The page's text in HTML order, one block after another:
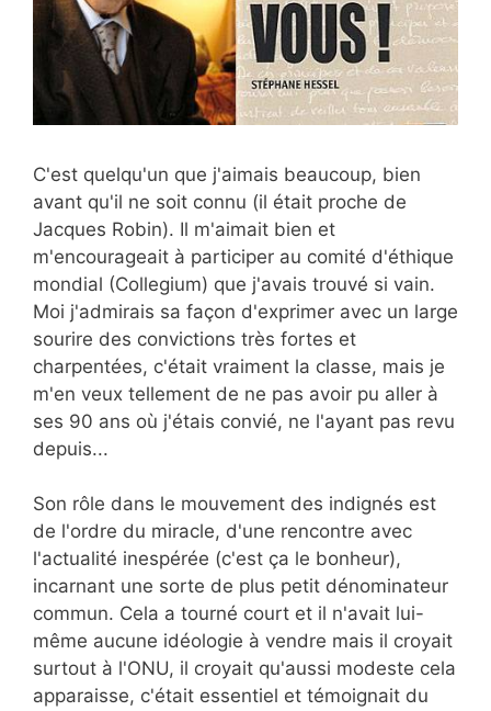
C'est quelqu'un que j'aimais beaucoup, bien
avant qu'il ne soit connu (il était proche de
Jacques Robin). Il m'aimait bien et
m'encourageait à participer au comité d'éthique
mondial (Collegium) que j'avais trouvé si vain.
Moi j'admirais sa façon d'exprimer avec un large
sourire des convictions très fortes et
charpentées, c'était vraiment la classe, mais je
m'en veux tellement de ne pas avoir pu aller à
ses 90 ans où j'étais convié, ne l'ayant pas revu
depuis...
Son rôle dans le mouvement des indignés est
de l'ordre du miracle, d'une rencontre avec
l'actualité inespérée (c'est ça le bonheur),
incarnant une sorte de plus petit dénominateur
commun. Cela a tourné court et il n'avait lui-
même aucune idéologie à vendre mais il croyait
surtout à l'ONU, il croyait qu'aussi modeste cela
apparaisse, c'était essentiel et témoignait du